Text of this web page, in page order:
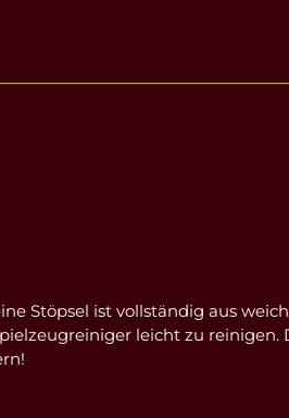
Stöpsel ist vollständig aus
leicht zu reinigen.